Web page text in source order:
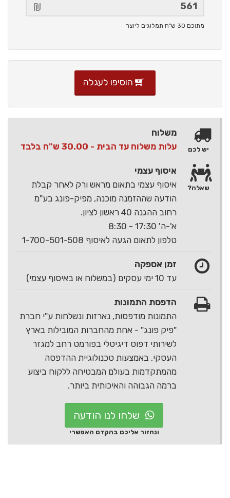
מתוכם 30 ש"ח תמלוגים ליוצר
הוסיפו לעגלה
משלוח
עלות משלוח עד הבית - 30.00 ש"ח בלבד
איסוף עצמי
איסוף עצמי בתאום מראש ורק לאחר קבלת
הודעה שההזמנה מוכנה, מפיק-פונג בע"מ
רחוב ההגנה 40 ראשון לציון.
א'-ה' 17:30 - 8:30
טלפון לתאום הגעה לאיסוף 1-700-501-508
זמן אספקה
עד 10 ימי עסקים (במשלוח או באיסוף עצמי)
הדפסת התמונות
התמונות מודפסות, נארזות ונשלחות ע"י חברת
"פיק פונג" - אחת מהחברות המובילות בארץ
לשירותי דפוס דיגיטלי בפורמט רחב למגזר
העסקי, באמצעות טכנולוגיית ההדפסה
מהמתקדמות בעולם המבטיחה ללקוח ביצוע
ברמה הגבוהה והאיכותית ביותר.
יש לכם
שאלה?
שלחו לנו הודעה
ונחזור אליכם בהקדם האפשרי